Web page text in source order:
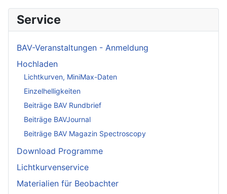
Service
BAV-Veranstaltungen - Anmeldung
Hochladen
Lichtkurven, MiniMax-Daten
Einzelhelligkeiten
Beiträge BAV Rundbrief
Beiträge BAVJournal
Beiträge BAV Magazin Spectroscopy
Download Programme
Lichtkurvenservice
Materialien für Beobachter